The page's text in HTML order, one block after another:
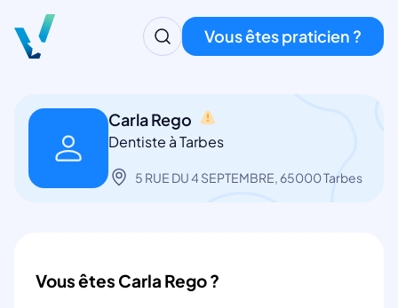
Vous êtes praticien ?
Carla Rego
Dentiste à Tarbes
5 RUE DU 4 SEPTEMBRE, 65000 Tarbes
Vous êtes Carla Rego ?